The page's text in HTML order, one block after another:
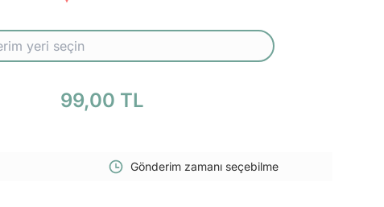
99,00 TL
Gönderim zamanı seçebilme